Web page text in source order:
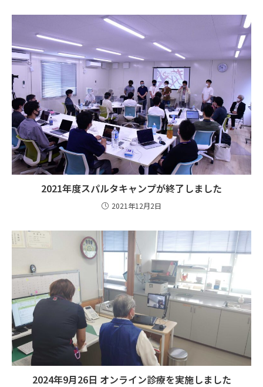
2021年度スパルタキャンプが終了しました
2021年12月2日
2024年9月26日 オンライン診療を実施しました